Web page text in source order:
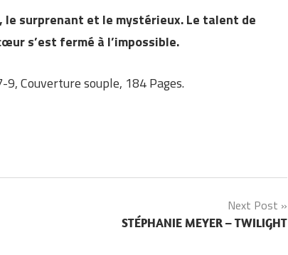
le surprenant et le mystérieux. Le talent de
s’est fermé à l’impossible.
Couverture souple, 184 Pages.
Next Post
STÉPHANIE MEYER – TWILIGHT